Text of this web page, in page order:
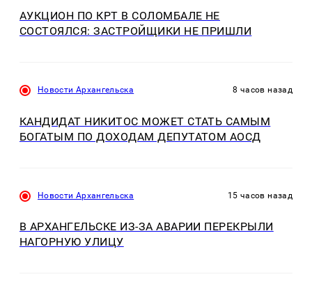
АУКЦИОН ПО КРТ В СОЛОМБАЛЕ НЕ
СОСТОЯЛСЯ: ЗАСТРОЙЩИКИ НЕ ПРИШЛИ
Новости Архангельска 8 часов назад
КАНДИДАТ НИКИТОС МОЖЕТ СТАТЬ САМЫМ
БОГАТЫМ ПО ДОХОДАМ ДЕПУТАТОМ АОСД
Новости Архангельска 15 часов назад
В АРХАНГЕЛЬСКЕ ИЗ-ЗА АВАРИИ ПЕРЕКРЫЛИ
НАГОРНУЮ УЛИЦУ